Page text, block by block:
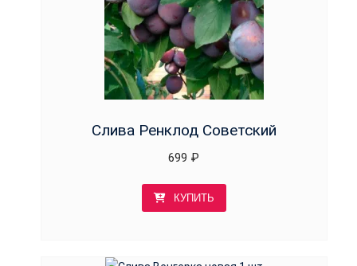
Слива Ренклод Советский
699 ₽
КУПИТЬ